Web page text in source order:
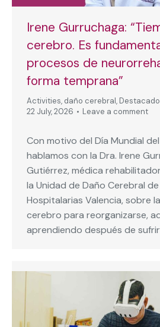
Irene Gurruchaga:
cerebro. Es
procesos de
forma temprana”
Activities, daño cerebral,
22 July, 2026
Leave a comment
Con motivo del Día Mundial
hablamos con la Dra. Irene
Gutiérrez, médica
la Unidad de Daño Cerebral
Hospitalarias Valencia, sobre
cerebro para reorganizarse,
aprendiendo después de